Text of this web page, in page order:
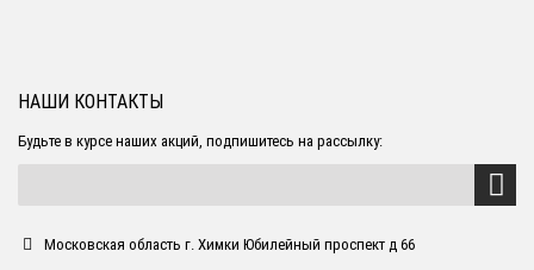
НАШИ КОНТАКТЫ
Будьте в курсе наших акций, подпишитесь на рассылку:
Московская область г. Химки Юбилейный проспект д 66